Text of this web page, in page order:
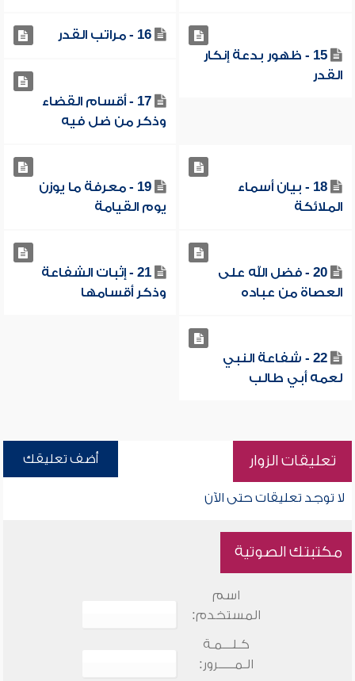
15 - ظهور بدعة إنكار
القدر
16 - مراتب القدر
17 - أقسام القضاء
وذكر من ضل فيه
18 - بيان أسماء
الملائكة
19 - معرفة ما يوزن
يوم القيامة
20 - فضل الله على
العصاة من عباده
21 - إثبات الشفاعة
وذكر أقسامها
22 - شفاعة النبي
لعمه أبي طالب
تعليقات الزوار أضف تعليقك
لا توجد تعليقات حتى الآن
مكتبتك الصوتية
اسم
المستخدم:
كـلـــمـة
الـمـــــرور: